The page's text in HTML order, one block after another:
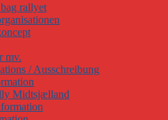
rallyet
mv.
/ Ausschreibung
Midtsjælland